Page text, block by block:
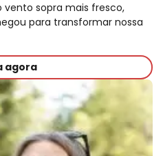
sopra mais fresco,
para transformar nossa
agora